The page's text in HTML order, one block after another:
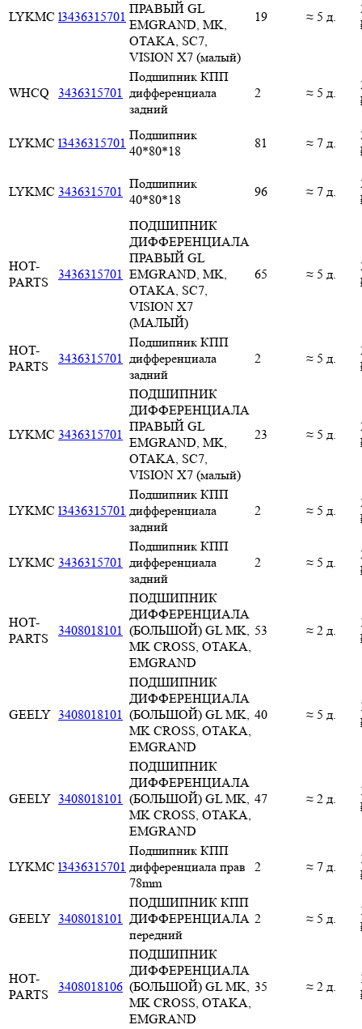
LYKMC l3436315701
ПРАВЫЙ GL
EMGRAND, MK,
OTAKA, SC7,
VISION X7 (малый)
19 ≈ 5 д.
WHCQ 3436315701
Подшипник КПП
дифференциала
задний
2 ≈ 5 д.
LYKMC l3436315701
Подшипник
40*80*18
81 ≈ 7 д.
LYKMC 3436315701
Подшипник
40*80*18
96 ≈ 7 д.
HOT-
PARTS
3436315701
ПОДШИПНИК
ДИФФЕРЕНЦИАЛА
ПРАВЫЙ GL
EMGRAND, MK,
OTAKA, SC7,
VISION X7
(МАЛЫЙ)
65 ≈ 5 д.
HOT-
PARTS
3436315701
Подшипник КПП
дифференциала
задний
2 ≈ 5 д.
LYKMC 3436315701
ПОДШИПНИК
ДИФФЕРЕНЦИАЛА
ПРАВЫЙ GL
EMGRAND, MK,
OTAKA, SC7,
VISION X7 (малый)
23 ≈ 5 д.
LYKMC l3436315701
Подшипник КПП
дифференциала
задний
2 ≈ 5 д.
LYKMC 3436315701
Подшипник КПП
дифференциала
задний
2 ≈ 5 д.
HOT-
PARTS
3408018101
ПОДШИПНИК
ДИФФЕРЕНЦИАЛА
(БОЛЬШОЙ) GL MK,
MK CROSS, OTAKA,
EMGRAND
53 ≈ 2 д.
GEELY 3408018101
ПОДШИПНИК
ДИФФЕРЕНЦИАЛА
(БОЛЬШОЙ) GL MK,
MK CROSS, OTAKA,
EMGRAND
40 ≈ 5 д.
GEELY 3408018101
ПОДШИПНИК
ДИФФЕРЕНЦИАЛА
(БОЛЬШОЙ) GL MK,
MK CROSS, OTAKA,
EMGRAND
47 ≈ 2 д.
LYKMC l3436315701
Подшипник КПП
дифференциала прав
78mm
2 ≈ 7 д.
GEELY 3408018101
ПОДШИПНИК КПП
ДИФФЕРЕНЦИАЛА
передний
2 ≈ 5 д.
HOT-
PARTS
3408018106
ПОДШИПНИК
ДИФФЕРЕНЦИАЛА
(БОЛЬШОЙ) GL MK,
MK CROSS, OTAKA,
EMGRAND
35 ≈ 2 д.